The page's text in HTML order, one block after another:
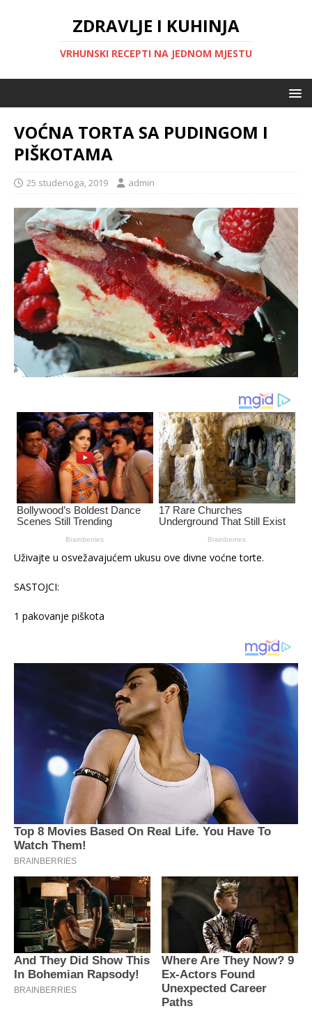
ZDRAVLJE I KUHINJA
VRHUNSKI RECEPTI NA JEDNOM MJESTU
VOĆNA TORTA SA PUDINGOM I
PIŠKOTAMA
25 studenoga, 2019 admin
Uživajte u osvežavajućem ukusu ove divne voćne torte.
SASTOJCI:
1 pakovanje piškota